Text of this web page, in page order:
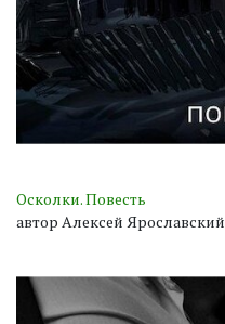
Осколки. Повесть
автор Алексей Ярославский